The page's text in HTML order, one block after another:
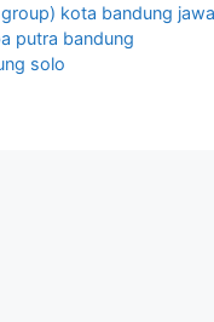
kota bandung jawa
putra bandung
solo